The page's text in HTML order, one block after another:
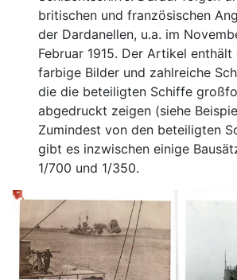
britischen und französischen
der Dardanellen, u.a. im
Februar 1915. Der Artikel enthält
farbige Bilder und zahlreiche
die die beteiligten Schiffe
abgedruckt zeigen (siehe
Zumindest von den beteiligten
gibt es inzwischen einige
1/700 und 1/350.